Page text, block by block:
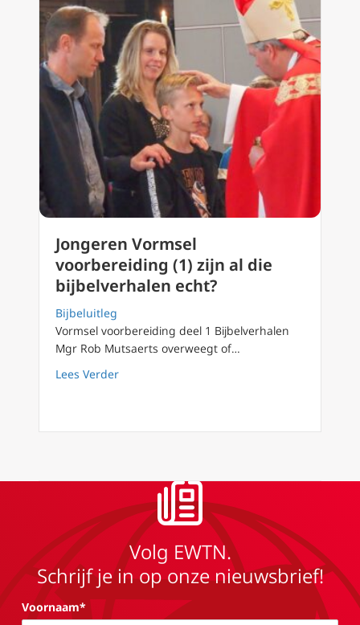
Jongeren Vormsel
voorbereiding (1) zijn al die
bijbelverhalen echt?
Bijbeluitleg
Vormsel voorbereiding deel 1 Bijbelverhalen
Mgr Rob Mutsaerts overweegt of…
Lees Verderabout Jongeren Vormsel voorbereiding (1)
Volg EWTN.
Schrijf je in op onze nieuwsbrief!
Voornaam*